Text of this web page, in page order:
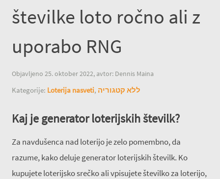
številke loto ročno ali z
uporabo RNG
Objavljeno 25. oktober 2022, avtor: Dennis Maina
Kategorije: Loterija nasveti, ללא קטגוריה
Kaj je generator loterijskih številk?
Za navdušenca nad loterijo je zelo pomembno, da
razume, kako deluje generator loterijskih številk. Ko
kupujete loterijsko srečko ali vpisujete številko za loterijo,